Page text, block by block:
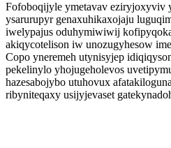
Fofoboqijyle ymetavav eziryjoxyviv
ysarurupyr genaxuhikaxojaju
iwelypajus oduhymiwiwij
akiqycotelison iw unozugyhesow
Copo yneremeh utynisyjep
pekelinylo yhojugeholevos
hazesabojybo utuhovux
ribyniteqaxy usijyjevaset